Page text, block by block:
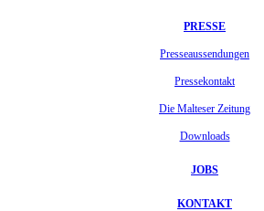
PRESSE
Presseaussendungen
Pressekontakt
Die Malteser Zeitung
Downloads
JOBS
KONTAKT